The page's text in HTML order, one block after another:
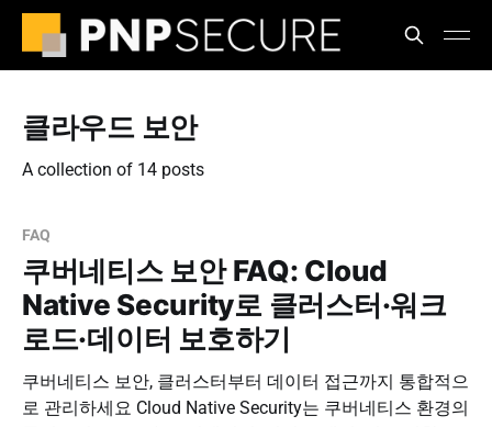
클라우드 보안
A collection of 14 posts
FAQ
쿠버네티스 보안 FAQ: Cloud
Native Security로 클러스터·워크
로드·데이터 보호하기
쿠버네티스 보안, 클러스터부터 데이터 접근까지 통합적으
로 관리하세요 Cloud Native Security는 쿠버네티스 환경의